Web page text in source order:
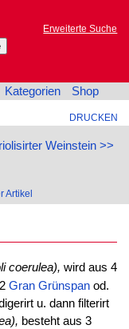
Erweiterte Suche
Kategorien Shop
DRUCKEN
Weinstein >>
Artikel
coerulea), wird aus 4
Gran Grünspanod.
u. dann filterirt
besteht aus 3